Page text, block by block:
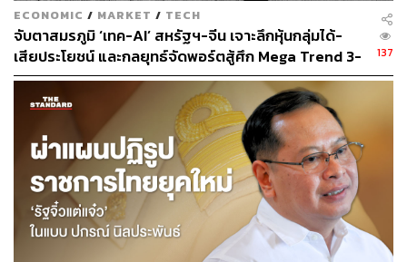
Agentic Orchestration การสร้างและออกแบบกระบวนการ
ใหม่ (Operation Workflow) เพื่อให้ AI Agent กับมนุษย์ทำงาน
ร่วมกันได้อย่างมีประสิทธิภาพและสร้างผลลัพธ์ทางธุรกิจได้
เช่น เบื้องต้นมีการนำ AI Coding Assistant มาใช้ในการ
พัฒนาซอฟต์แวร์ เพื่อเพิ่มประสิทธิภาพและความรวดเร็วใน
การทำงานของนักพัฒนา (Developer) โดยสามารถลดเวลา
การทำงานของ Developer เบื้องต้นได้ไม่ต่ำกว่า 20% และมี
การสร้างโค้ดด้วย AI ไปแล้ว 500,000 Line of Code ก้าวต่อ
ไปคือการเพิ่มความสามารถจาก AI Coding Assistant ไปเป็น
AI Coding Agent ซึ่งจะมีความสามารถเปรียบเสมือน Junior
Developer ที่สามารถเขียนโค้ดได้ตั้งแต่ต้นจนจบจากการให้
ECONOMIC / MARKET / TECH
จับตาสมรภูมิ ‘เทค-AI’ สหรัฐฯ-จีน เจาะลึกหุ้นกลุ่มได้-
เสียประโยชน์ และกลยุทธ์จัดพอร์ตสู้ศึก Mega Trend 3-
5 ปีข้างหน้า
137